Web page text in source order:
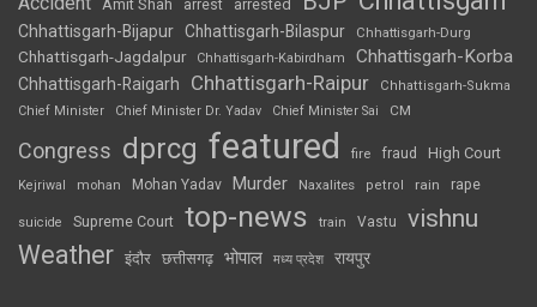
Amit Shah arrest arrested
Chhattisgarh-Bijapur Chhattisgarh-Bilaspur Chhattisgarh-Durg
Chhattisgarh-Jagdalpur Chhattisgarh-Kabirdham Chhattisgarh-Korba
Chhattisgarh-Raigarh Chhattisgarh-Raipur
Chhattisgarh-Sukma
Chief Minister
Chief Minister Dr. Yadav Chief Minister Sai CM
Congress dprcg featured fire fraud High Court
Kejriwal mohan Mohan Yadav Murder Naxalites petrol rain rape
suicide Supreme Court top-news train Vastu vishnu
Weather इंदौर छत्तीसगढ़ भोपाल मध्य प्रदेश रायपुर